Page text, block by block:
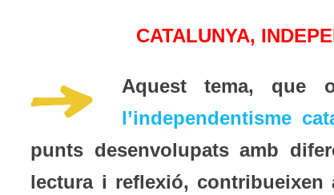
CATALUNYA,
Aquest tema, que
l’independentisme
punts desenvolupats amb
lectura i reflexió, contribueixen